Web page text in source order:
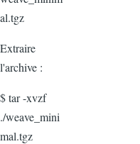
al.tgz
Extraire
l'archive :
$ tar -xvzf
./weave_mini
mal.tgz